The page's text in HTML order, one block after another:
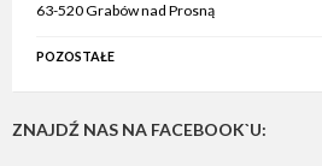
63-520 Grabów nad Prosną
POZOSTAŁE
ZNAJDŹ NAS NA FACEBOOK`U: